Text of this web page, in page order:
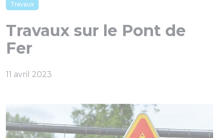
Travaux
Travaux sur le Pont de
Fer
11 avril 2023